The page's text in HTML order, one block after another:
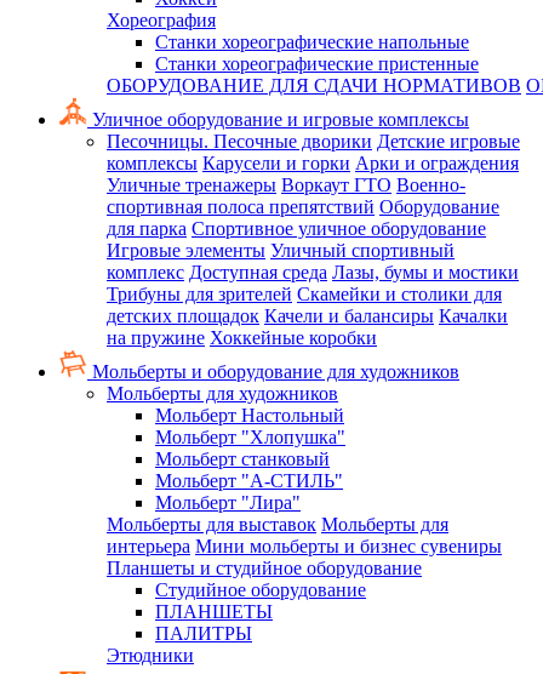
Хореография
Станки хореографические напольные
Станки хореографические пристенные
ОБОРУДОВАНИЕ ДЛЯ СДАЧИ НОРМАТИВОВ
Уличное оборудование и игровые комплексы
Песочницы. Песочные дворики Детские игровые
комплексы Карусели и горки Арки и ограждения
Уличные тренажеры Воркаут ГТО Военно-
спортивная полоса препятствий Оборудование
для парка Спортивное уличное оборудование
Игровые элементы Уличный спортивный
комплекс Доступная среда Лазы, бумы и мостики
Трибуны для зрителей Скамейки и столики для
детских площадок Качели и балансиры Качалки
на пружине Хоккейные коробки
Мольберты и оборудование для художников
Мольберты для художников
Мольберт Настольный
Мольберт "Хлопушка"
Мольберт станковый
Мольберт "А-СТИЛЬ"
Мольберт "Лира"
Мольберты для выставок Мольберты для
интерьера Мини мольберты и бизнес сувениры
Планшеты и студийное оборудование
Студийное оборудование
ПЛАНШЕТЫ
ПАЛИТРЫ
Этюдники